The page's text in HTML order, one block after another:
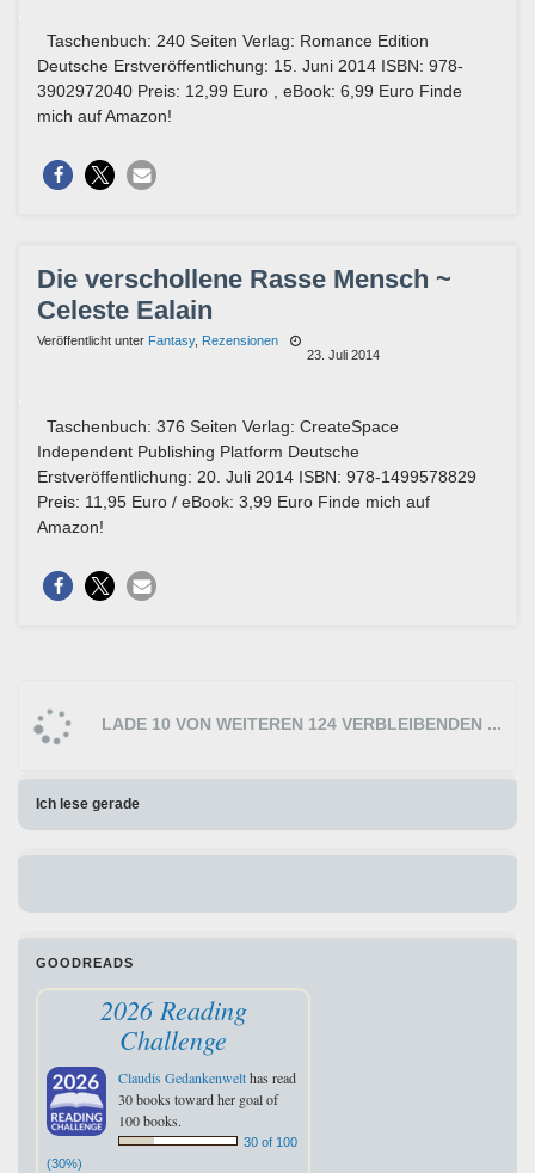
Taschenbuch: 240 Seiten Verlag: Romance Edition
Deutsche Erstveröffentlichung: 15. Juni 2014 ISBN: 978-
3902972040 Preis: 12,99 Euro , eBook: 6,99 Euro Finde
mich auf Amazon!
Die verschollene Rasse Mensch ~
Celeste Ealain
Veröffentlicht unter Fantasy, Rezensionen
23. Juli 2014
Taschenbuch: 376 Seiten Verlag: CreateSpace
Independent Publishing Platform Deutsche
Erstveröffentlichung: 20. Juli 2014 ISBN: 978-1499578829
Preis: 11,95 Euro / eBook: 3,99 Euro Finde mich auf
Amazon!
LADE 10 VON WEITEREN 124 VERBLEIBENDEN ...
Ich lese gerade
GOODREADS
2026 Reading
Challenge
Claudis Gedankenwelthas read
30 books toward her goal of
100 books.
30 of 100
(30%)